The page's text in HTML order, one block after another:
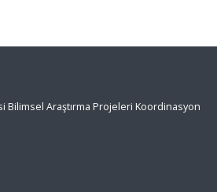
Bilimsel Araştırma Projeleri Koordinasyon